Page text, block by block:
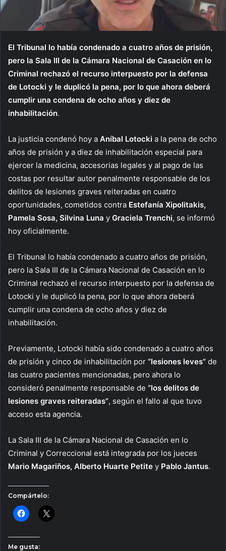
El Tribunal lo había condenado a cuatro años de prisión,
pero la Sala III de la Cámara Nacional de Casación en lo
Criminal rechazó el recurso interpuesto por la defensa
de Lotocki y le duplicó la pena, por lo que ahora deberá
cumplir una condena de ocho años y diez de
inhabilitación.
La justicia condenó hoy a Aníbal Lotocki a la pena de ocho
años de prisión y a diez de inhabilitación especial para
ejercer la medicina, accesorias legales y al pago de las
costas por resultar autor penalmente responsable de los
delitos de lesiones graves reiteradas en cuatro
oportunidades, cometidos contra Estefanía Xipolitakis,
Pamela Sosa, Silvina Luna y Graciela Trenchi, se informó
hoy oficialmente.
El Tribunal lo había condenado a cuatro años de prisión,
pero la Sala III de la Cámara Nacional de Casación en lo
Criminal rechazó el recurso interpuesto por la defensa de
Lotocki y le duplicó la pena, por lo que ahora deberá
cumplir una condena de ocho años y diez de
inhabilitación.
Previamente, Lotocki había sido condenado a cuatro años
de prisión y cinco de inhabilitación por “lesiones leves” de
las cuatro pacientes mencionadas, pero ahora lo
consideró penalmente responsable de “los delitos de
lesiones graves reiteradas”, según el fallo al que tuvo
acceso esta agencia.
La Sala III de la Cámara Nacional de Casación en lo
Criminal y Correccional está integrada por los jueces
Mario Magariños, Alberto Huarte Petite y Pablo Jantus.
Compártelo:
Me gusta: